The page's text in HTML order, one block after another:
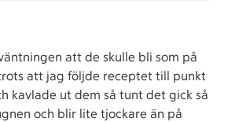
att de skulle bli som på
att jag följde receptet till punkt
kavlade ut dem så tunt det gick så
och blir lite tjockare än på